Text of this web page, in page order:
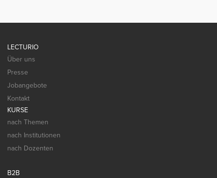
LECTURIO
Über uns
Presse
Jobangebote
Kontakt
KURSE
nach Themen
nach Institutionen
nach Dozenten
B2B